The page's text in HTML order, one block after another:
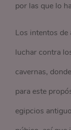
por las que lo
Los intentos
luchar contra
cavernas,
para este
egipcios